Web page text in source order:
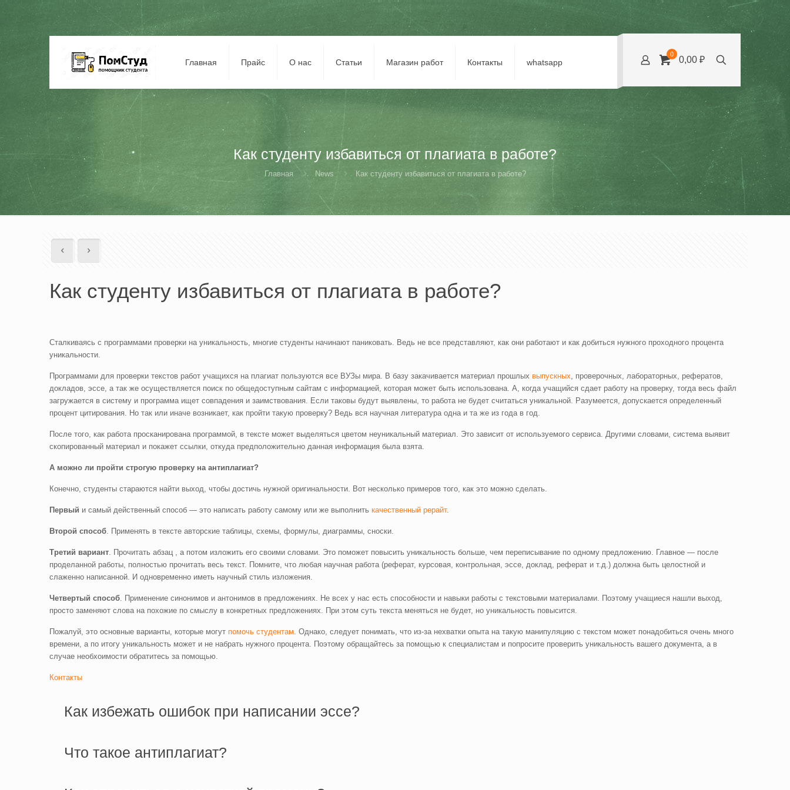
Главная Прайс О нас Статьи Магазин работ Контакты whatsapp
0
0,00 ₽
Как студенту избавиться от плагиата в работе?
Главная News Как студенту избавиться от плагиата в работе?
Как студенту избавиться от плагиата в работе?
Сталкиваясь с программами проверки на уникальность, многие студенты начинают паниковать. Ведь не все представляют, как они работают и как добиться нужного проходного процента
уникальности.
Программами для проверки текстов работ учащихся на плагиат пользуются все ВУЗы мира. В базу закачивается материал прошлых выпускных, проверочных, лабораторных, рефератов,
докладов, эссе, а так же осуществляется поиск по общедоступным сайтам с информацией, которая может быть использована. А, когда учащийся сдает работу на проверку, тогда весь файл
загружается в систему и программа ищет совпадения и заимствования. Если таковы будут выявлены, то работа не будет считаться уникальной. Разумеется, допускается определенный
процент цитирования. Но так или иначе возникает, как пройти такую проверку? Ведь вся научная литература одна и та же из года в год.
После того, как работа просканирована программой, в тексте может выделяться цветом неуникальный материал. Это зависит от используемого сервиса. Другими словами, система выявит
скопированный материал и покажет ссылки, откуда предположительно данная информация была взята.
А можно ли пройти строгую проверку на антиплагиат?
Конечно, студенты стараются найти выход, чтобы достичь нужной оригинальности. Вот несколько примеров того, как это можно сделать.
Первый и самый действенный способ — это написать работу самому или же выполнить качественный рерайт.
Второй способ. Применять в тексте авторские таблицы, схемы, формулы, диаграммы, сноски.
Третий вариант. Прочитать абзац , а потом изложить его своими словами. Это поможет повысить уникальность больше, чем переписывание по одному предложению. Главное — после
проделанной работы, полностью прочитать весь текст. Помните, что любая научная работа (реферат, курсовая, контрольная, эссе, доклад, реферат и т.д.) должна быть целостной и
слаженно написанной. И одновременно иметь научный стиль изложения.
Четвертый способ. Применение синонимов и антонимов в предложениях. Не всех у нас есть способности и навыки работы с текстовыми материалами. Поэтому учащиеся нашли выход,
просто заменяют слова на похожие по смыслу в конкретных предложениях. При этом суть текста меняться не будет, но уникальность повысится.
Пожалуй, это основные варианты, которые могут помочь студентам. Однако, следует понимать, что из-за нехватки опыта на такую манипуляцию с текстом может понадобиться очень много
времени, а по итогу уникальность может и не набрать нужного процента. Поэтому обращайтесь за помощью к специалистам и попросите проверить уникальность вашего документа, а в
случае необхоимости обратитесь за помощью.
Контакты
Как избежать ошибок при написании эссе?
Что такое антиплагиат?